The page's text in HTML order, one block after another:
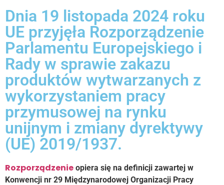
Dnia 19 listopada 2024 roku
UE przyjęła Rozporządzenie
Parlamentu Europejskiego i
Rady w sprawie zakazu
produktów wytwarzanych z
wykorzystaniem pracy
przymusowej na rynku
unijnym i zmiany dyrektywy
(UE) 2019/1937.
Rozporządzenie opiera się na definicji zawartej w
Konwencji nr 29 Międzynarodowej Organizacji Pracy